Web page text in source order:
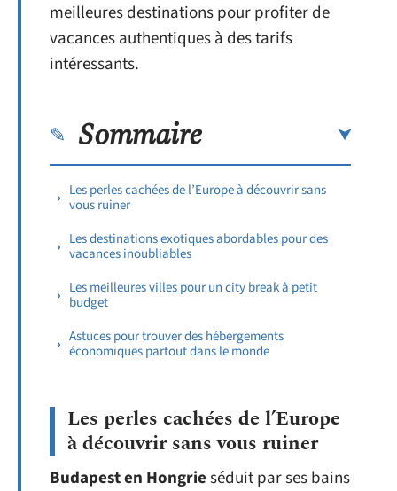
meilleures destinations pour profiter de
vacances authentiques à des tarifs
intéressants.
Sommaire
Les perles cachées de l’Europe à découvrir sans
vous ruiner
Les destinations exotiques abordables pour des
vacances inoubliables
Les meilleures villes pour un city break à petit
budget
Astuces pour trouver des hébergements
économiques partout dans le monde
Les perles cachées de l’Europe
à découvrir sans vous ruiner
Budapest en Hongrieséduit par ses bains